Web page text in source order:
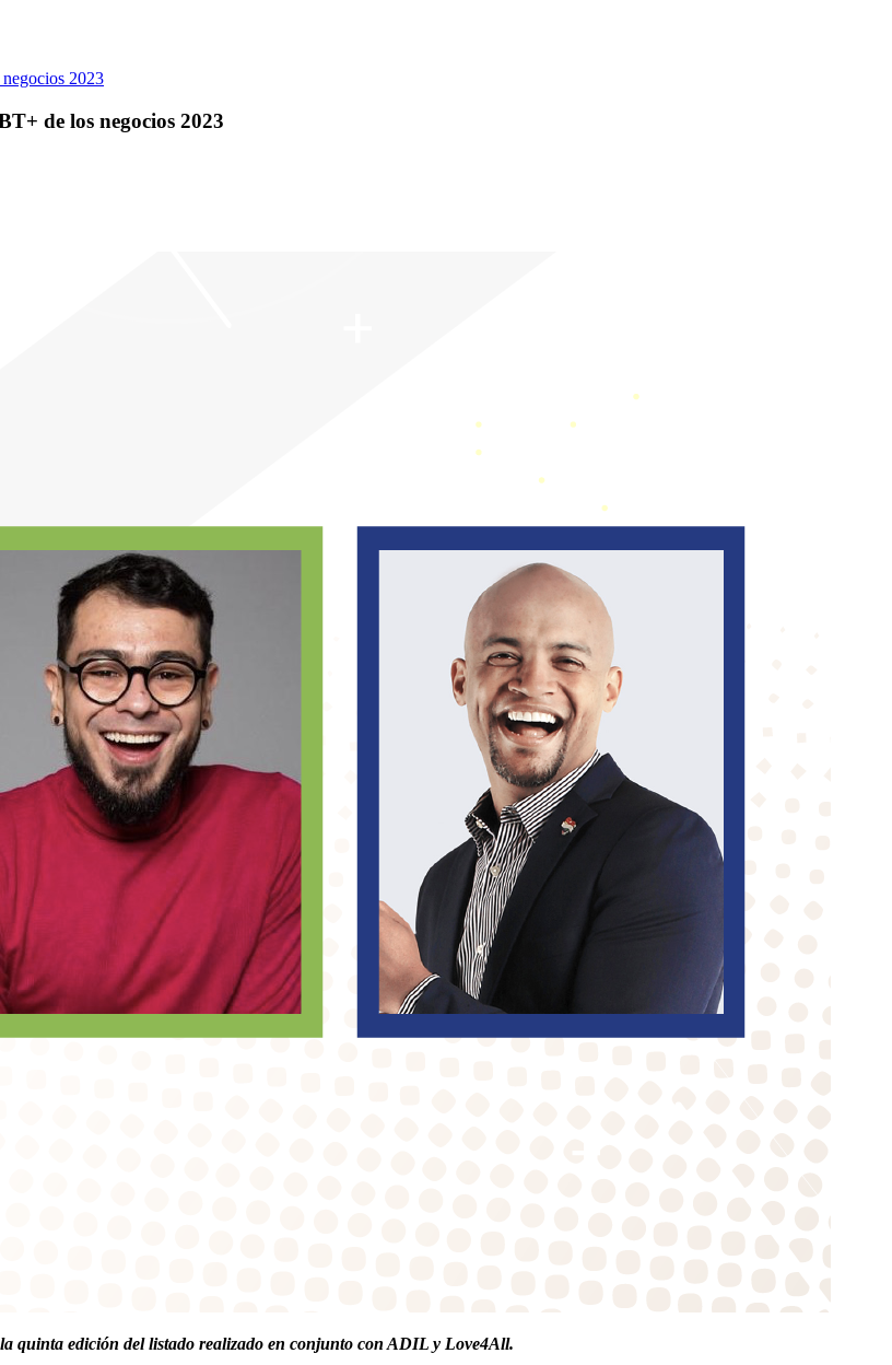
2023
de los negocios 2023
quinta edición del listado realizado en conjunto con ADIL y Love4All.